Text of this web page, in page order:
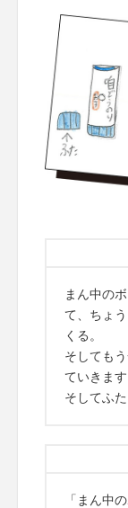
まん中の
て、ちょ
くる。
そしても
ていきます
そしてふ
「まん中